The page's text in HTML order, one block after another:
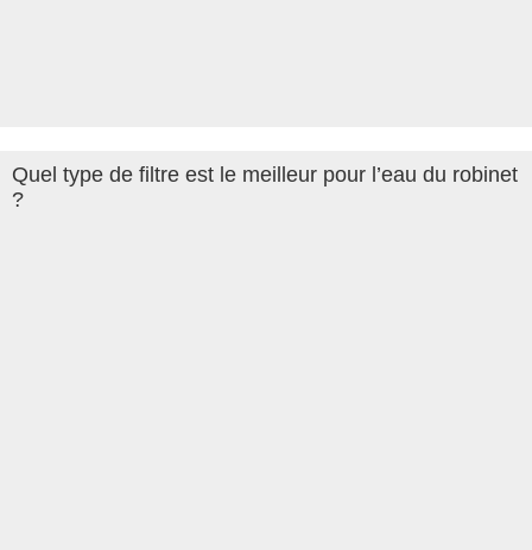
Quel type de filtre est le meilleur pour l’eau du robinet
?